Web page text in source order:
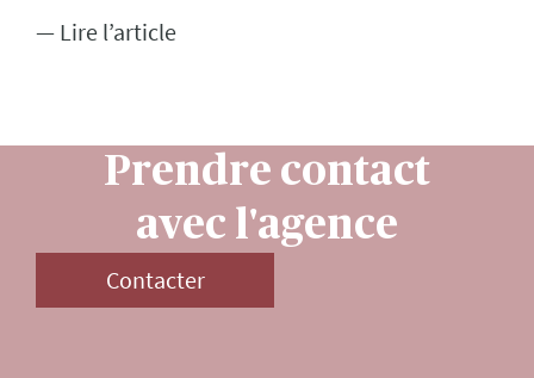
— Lire l’article
Prendre contact
avec l'agence
Contacter